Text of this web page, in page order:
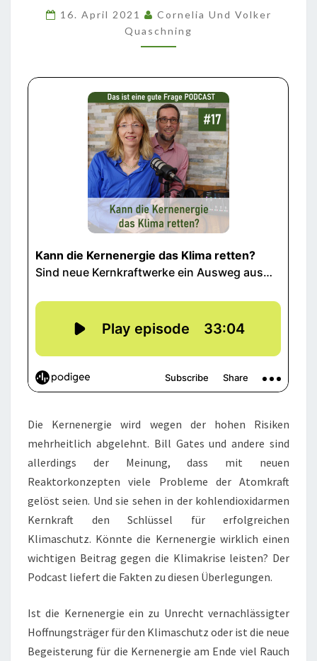
DAS
KLIMA
RETTEN?
16. April 2021
Cornelia Und Volker
Quaschning
Die Kernenergie wird wegen der hohen Risiken
mehrheitlich abgelehnt. Bill Gates und andere sind
allerdings der Meinung, dass mit neuen
Reaktorkonzepten viele Probleme der Atomkraft
gelöst seien. Und sie sehen in der kohlendioxidarmen
Kernkraft den Schlüssel für erfolgreichen
Klimaschutz. Könnte die Kernenergie wirklich einen
wichtigen Beitrag gegen die Klimakrise leisten? Der
Podcast liefert die Fakten zu diesen Überlegungen.
Ist die Kernenergie ein zu Unrecht vernachlässigter
Hoffnungsträger für den Klimaschutz oder ist die neue
Begeisterung für die Kernenergie am Ende viel Rauch